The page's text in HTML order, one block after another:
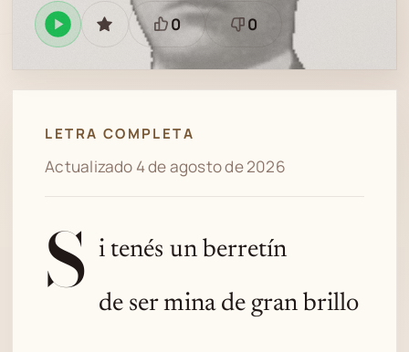
Reproducir
GUARDAR
Está
bien
0
Necesita
revisión
0
LETRA COMPLETA
Actualizado 4 de agosto de 2026
S i tenés un berretín
de ser mina de gran brillo